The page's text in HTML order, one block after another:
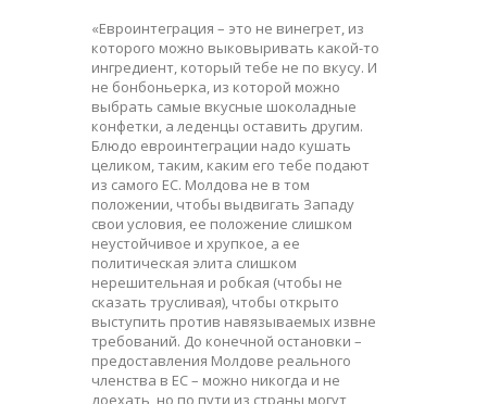
«Евроинтеграция – это не винегрет, из
которого можно выковыривать какой-то
ингредиент, который тебе не по вкусу. И
не бонбоньерка, из которой можно
выбрать самые вкусные шоколадные
конфетки, а леденцы оставить другим.
Блюдо евроинтеграции надо кушать
целиком, таким, каким его тебе подают
из самого ЕС. Молдова не в том
положении, чтобы выдвигать Западу
свои условия, ее положение слишком
неустойчивое и хрупкое, а ее
политическая элита слишком
нерешительная и робкая (чтобы не
сказать трусливая), чтобы открыто
выступить против навязываемых извне
требований. До конечной остановки –
предоставления Молдове реального
членства в ЕС – можно никогда и не
доехать, но по пути из страны могут